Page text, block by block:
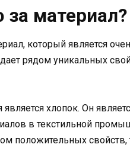
за материал?
который является
рядом уникальных
хлопок. Он
в текстильной
положительных свойств,